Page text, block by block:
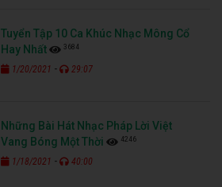
Tuyển Tập 10 Ca Khúc Nhạc Mông Cổ
Hay Nhất
3684
1/20/2021 - 29:07
Những Bài Hát Nhạc Pháp Lời Việt
Vang Bóng Một Thời
4246
1/18/2021 - 40:00